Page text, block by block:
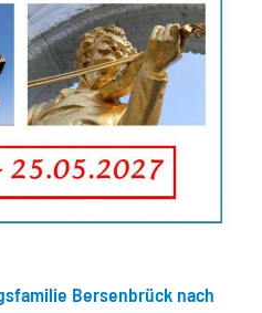
Bersenbrück nach